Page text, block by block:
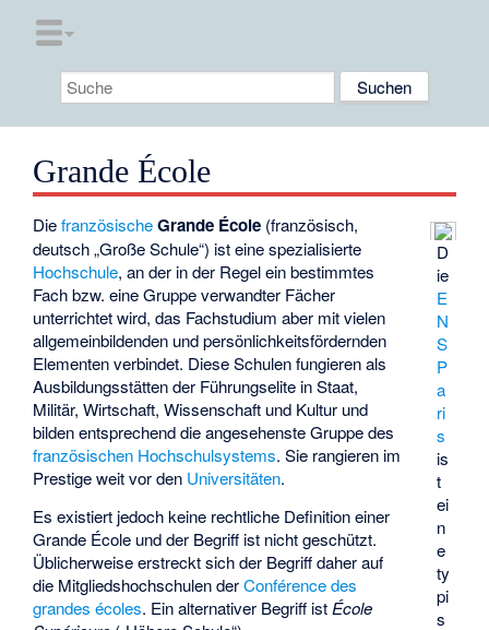
Grande École
D
ie
E
N
S
P
a
ri
s
is
t
ei
n
e
ty
pi
s
Diefranzösische Grande École (französisch,
deutsch „Große Schule“) ist eine spezialisierte
Hochschule, an der in der Regel ein bestimmtes
Fach bzw. eine Gruppe verwandter Fächer
unterrichtet wird, das Fachstudium aber mit vielen
allgemeinbildenden und persönlichkeitsfördernden
Elementen verbindet. Diese Schulen fungieren als
Ausbildungsstätten der Führungselite in Staat,
Militär, Wirtschaft, Wissenschaft und Kultur und
bilden entsprechend die angesehenste Gruppe des
französischen Hochschulsystems. Sie rangieren im
Prestige weit vor den Universitäten.
Es existiert jedoch keine rechtliche Definition einer
Grande École und der Begriff ist nicht geschützt.
Üblicherweise erstreckt sich der Begriff daher auf
die Mitgliedshochschulen derConférence des
grandes écoles. Ein alternativer Begriff ist École